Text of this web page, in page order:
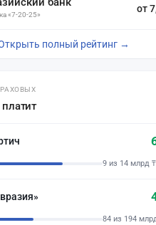
«7-20-25»
от
полный рейтинг →
9 из 14 млрд ₸
84 из 194